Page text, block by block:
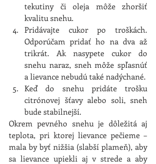
tekutiny či oleja môže zhoršiť
kvalitu snehu.
Pridávajte cukor po troškách.
Odporúčam pridať ho na dva až
trikrát. Ak nasypete cukor do
snehu naraz, sneh môže spľasnúť
Keď do snehu pridáte trošku
citrónovej šťavy alebo soli, sneh
bude stabilnejší.
Okrem pevného snehu je dôležitá aj
teplota, pri ktorej lievance pečieme –
mala by byť nižšia (slabší plameň), aby
sa lievance upiekli aj v strede a aby